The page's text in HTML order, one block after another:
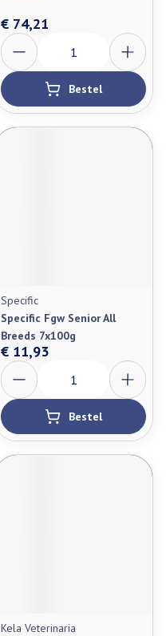
€ 74,21
Aantal
Bestel
Specific
Specific Fgw Senior All
Breeds 7x100g
€ 11,93
Aantal
Bestel
Kela Veterinaria